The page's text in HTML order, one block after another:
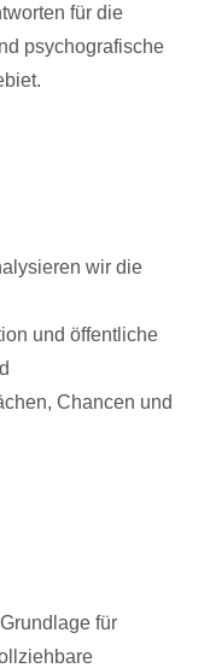
für die
psychografische
wir die
und öffentliche
Chancen und
für